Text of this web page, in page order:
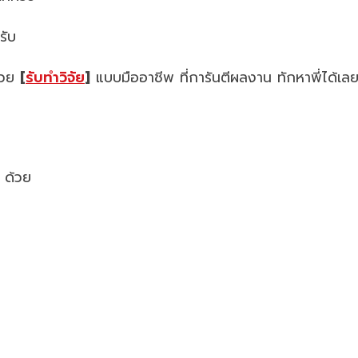
บ
ย [รับทำวิจัย] แบบมืออาชีพ ที่การันตีผลงาน ทักหาพี่ได้เล
ด้วย